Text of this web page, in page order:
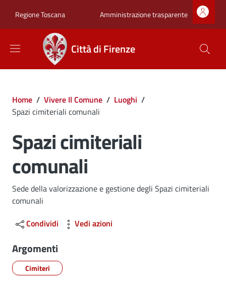
Regione Toscana Zona superiore
Amministrazione trasparente
Città di Firenze
Briciole di pane
Home / Vivere Il Comune / Luoghi /
Spazi cimiteriali comunali
Spazi cimiteriali
comunali
Dettagli
Sede della valorizzazione e gestione degli Spazi cimiteriali
comunali
Condividi
Vedi azioni
Argomenti
Cimiteri